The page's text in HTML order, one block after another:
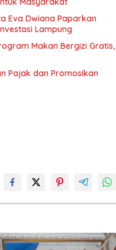
Eva Dwiana Paparkan
Lampung
Makan Bergizi Gratis,
Pajak dan Promosikan